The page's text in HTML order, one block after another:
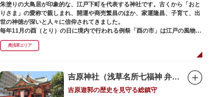
朱塗りの大鳥居が印象的な、江戸下町を代表する神社です。古くから「おと
りさま」の愛称で親しまれ、開運や商売繁昌のほか、家運隆昌、子育て、出
世の神徳が深いと人々に信仰されてきました。
毎年11月の酉（とり）の日に境内で行われる例祭「酉の市」は江戸の風物詩
として有名。福をかきこむと言われる熊手をはじめ八ツ頭芋、お多福の面な
ど、色とりどりの縁起物を買い求める人たちで賑わいます。樋口一葉の代表
なでる場所によって異なるご利益を授かるといわれる「なでおかめ」も人
気。ふっくらとした優しい顔立ちのおかめは「お多福」とも言われ、福が多
奥浅草エリア
吉原神社（浅草名所七福神 弁財天）
吉原遊郭の歴史を見守る総鎮守